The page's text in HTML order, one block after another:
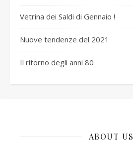
Vetrina dei Saldi di Gennaio !
Nuove tendenze del 2021
Il ritorno degli anni 80
ABOUT US